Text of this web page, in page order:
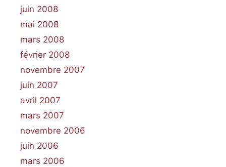
juin 2008
mai 2008
mars 2008
février 2008
novembre 2007
juin 2007
avril 2007
mars 2007
novembre 2006
juin 2006
mars 2006